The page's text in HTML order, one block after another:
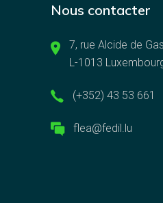
Nous contacter
7, rue Alcide de
L-1013
(+352) 43 53 661
flea@fedil.lu